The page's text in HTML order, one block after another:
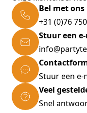
Groot raam met
Sterke heldere
Gecentreerd in
Raam: 204cm x
Hoogte raam
Ruimte naast
Bel met ons
+31 (0)76
Stuur een
Stuur een e-
Veel
Snel